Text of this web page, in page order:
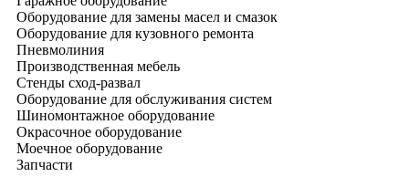
Оборудование для замены масел и смазок
Оборудование для кузовного ремонта
Пневмолиния
Производственная мебель
Стенды сход-развал
Оборудование для обслуживания систем
Шиномонтажное оборудование
Окрасочное оборудование
Моечное оборудование
Запчасти